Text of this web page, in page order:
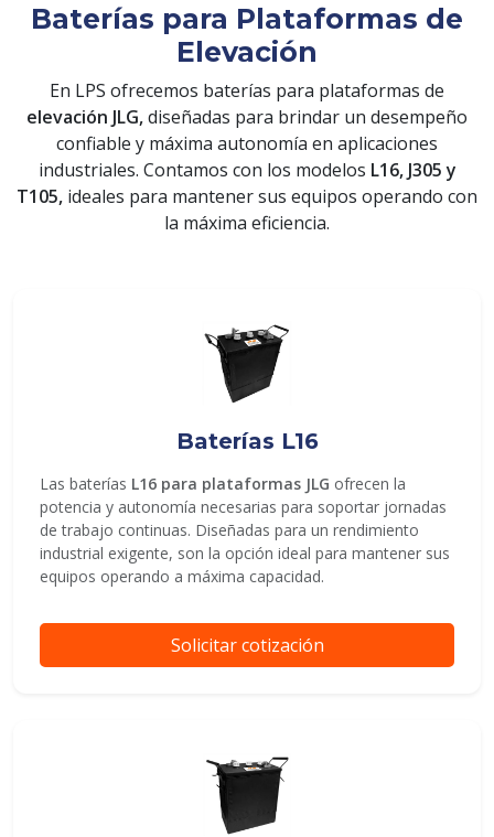
ENVIAR
Baterías para Plataformas de
Elevación
En LPS ofrecemos baterías para plataformas de
elevación JLG,diseñadas para brindar un desempeño
confiable y máxima autonomía en aplicaciones
industriales. Contamos con los modelos L16, J305 y
T105, ideales para mantener sus equipos operando con
la máxima eficiencia.
Baterías L16
Las baterías L16 para plataformas JLG ofrecen la
potencia y autonomía necesarias para soportar jornadas
de trabajo continuas. Diseñadas para un rendimiento
industrial exigente, son la opción ideal para mantener sus
equipos operando a máxima capacidad.
Solicitar cotización